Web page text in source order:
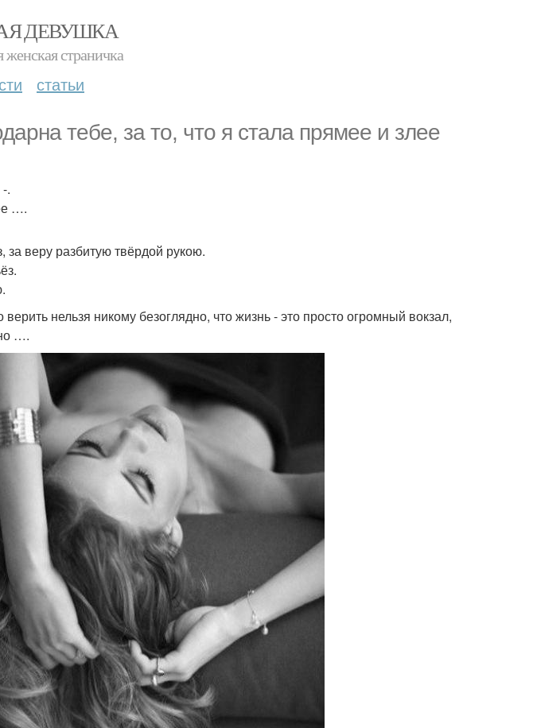
ДЕВУШКА
страничка
статьи
тебе, за то, что я стала прямее и злее
.
….
за веру разбитую твёрдой рукою.
нельзя никому безоглядно, что жизнь - это просто огромный вокзал,
….